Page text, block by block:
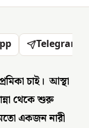
Telegram
চাই। আস্থা
থেকে শুরু
একজন নারী